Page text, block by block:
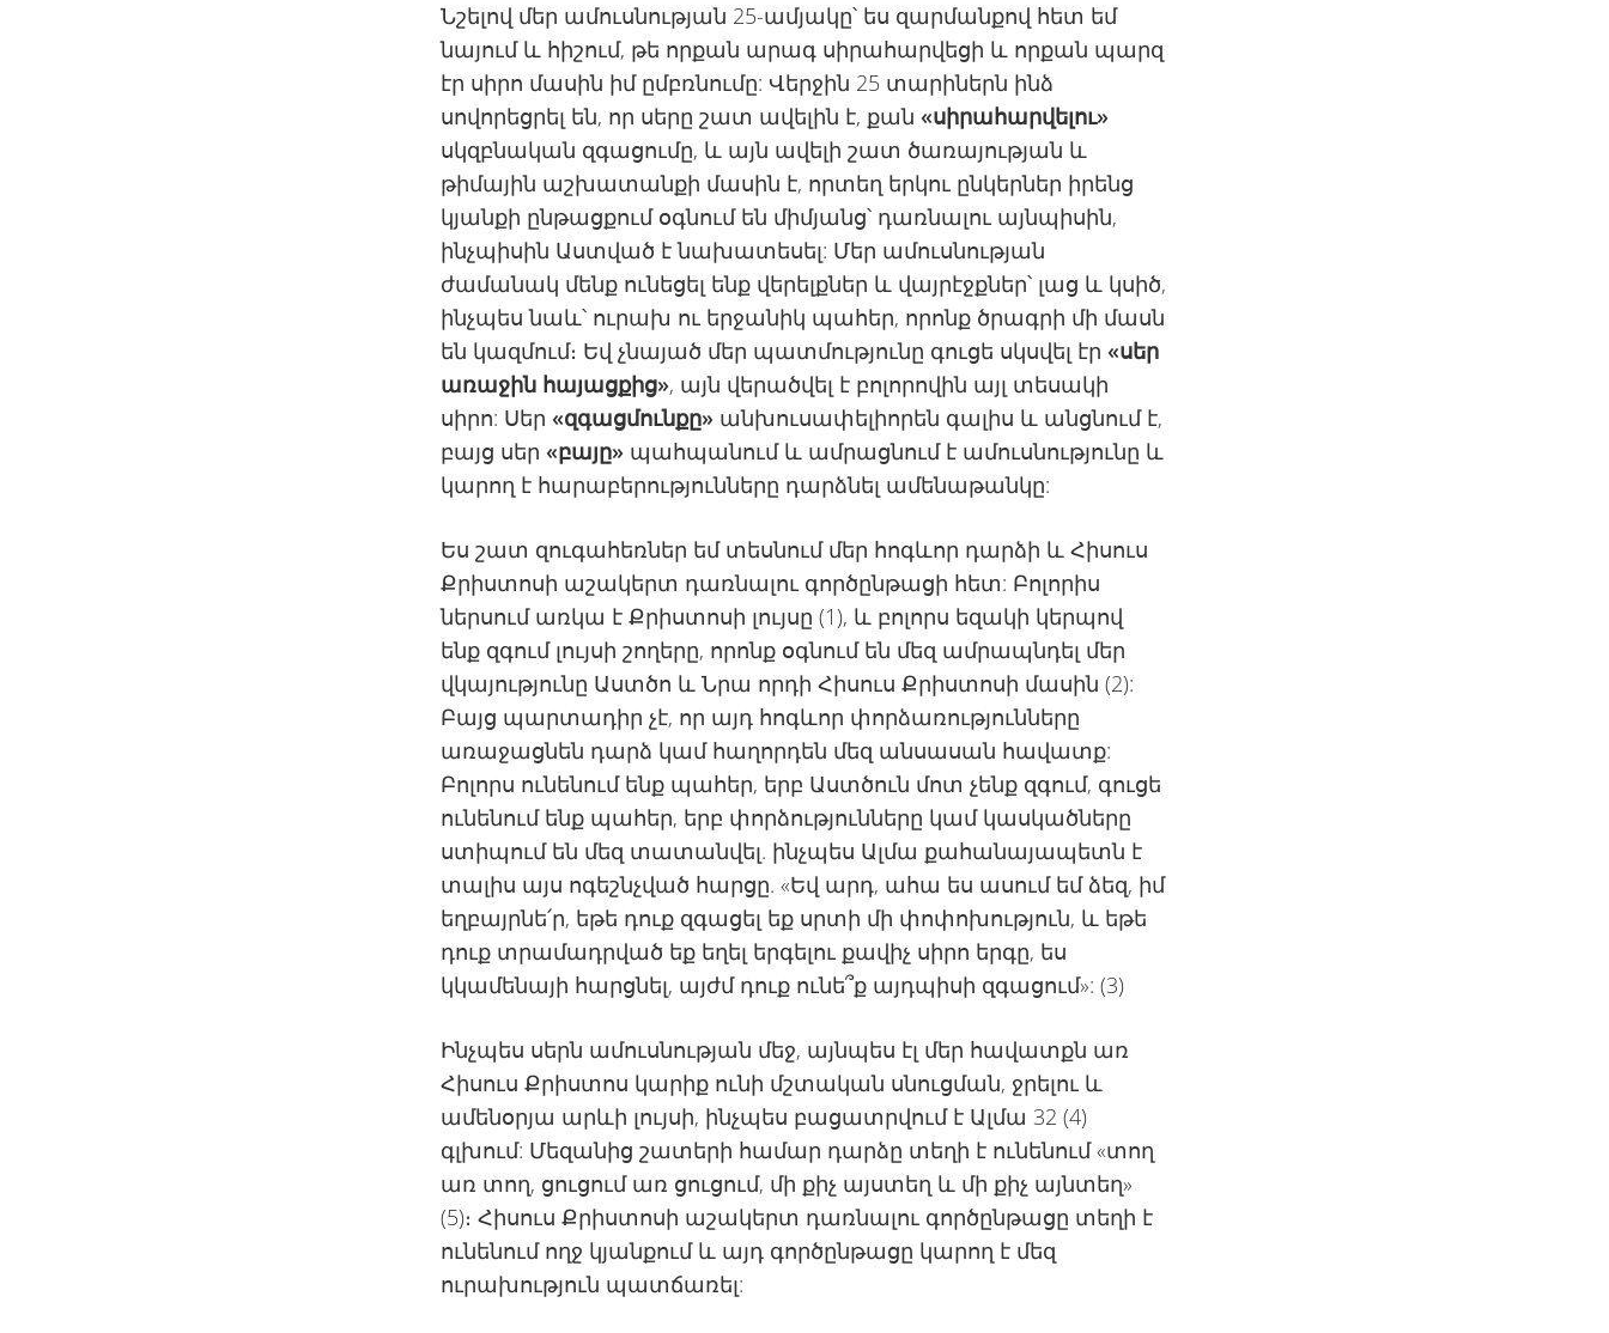
Նշելով մեր ամուսնության 25-ամյակը՝ ես զարմանքով հետ եմ
նայում և հիշում, թե որքան արագ սիրահարվեցի և որքան պարզ
էր սիրո մասին իմ ըմբռնումը: Վերջին 25 տարիներն ինձ
սովորեցրել են, որ սերը շատ ավելին է, քան «սիրահարվելու»
սկզբնական զգացումը, և այն ավելի շատ ծառայության և
թիմային աշխատանքի մասին է, որտեղ երկու ընկերներ իրենց
կյանքի ընթացքում օգնում են միմյանց՝ դառնալու այնպիսին,
ինչպիսին Աստված է նախատեսել: Մեր ամուսնության
ժամանակ մենք ունեցել ենք վերելքներ և վայրէջքներ՝ լաց և կսիծ,
ինչպես նաև՝ ուրախ ու երջանիկ պահեր, որոնք ծրագրի մի մասն
են կազմում։ Եվ չնայած մեր պատմությունը գուցե սկսվել էր «սեր
առաջին հայացքից», այն վերածվել է բոլորովին այլ տեսակի
սիրո: Սեր «զգացմունքը» անխուսափելիորեն գալիս և անցնում է,
բայց սեր «բայը» պահպանում և ամրացնում է ամուսնությունը և
կարող է հարաբերությունները դարձնել ամենաթանկը:
Ես շատ զուգահեռներ եմ տեսնում մեր հոգևոր դարձի և Հիսուս
Քրիստոսի աշակերտ դառնալու գործընթացի հետ: Բոլորիս
ներսում առկա է Քրիստոսի լույսը (1), և բոլորս եզակի կերպով
ենք զգում լույսի շողերը, որոնք օգնում են մեզ ամրապնդել մեր
վկայությունը Աստծո և Նրա որդի Հիսուս Քրիստոսի մասին (2):
Բայց պարտադիր չէ, որ այդ հոգևոր փորձառությունները
առաջացնեն դարձ կամ հաղորդեն մեզ անսասան հավատք:
Բոլորս ունենում ենք պահեր, երբ Աստծուն մոտ չենք զգում, գուցե
ունենում ենք պահեր, երբ փորձությունները կամ կասկածները
ստիպում են մեզ տատանվել. ինչպես Ալմա քահանայապետն է
տալիս այս ոգեշնչված հարցը. «Եվ արդ, ահա ես ասում եմ ձեզ, իմ
եղբայրնե՛ր, եթե դուք զգացել եք սրտի մի փոփոխություն, և եթե
դուք տրամադրված եք եղել երգելու քավիչ սիրո երգը, ես
կկամենայի հարցնել, այժմ դուք ունե՞ք այդպիսի զգացում»: (3)
Ինչպես սերն ամուսնության մեջ, այնպես էլ մեր հավատքն առ
Հիսուս Քրիստոս կարիք ունի մշտական ​​սնուցման, ջրելու և
ամենօրյա արևի լույսի, ինչպես բացատրվում է Ալմա 32 (4)
գլխում: Մեզանից շատերի համար դարձը տեղի է ունենում «տող
առ տող, ցուցում առ ցուցում, մի քիչ այստեղ և մի քիչ այնտեղ»
(5)։ Հիսուս Քրիստոսի աշակերտ դառնալու գործընթացը տեղի է
ունենում ողջ կյանքում և այդ գործընթացը կարող է մեզ
ուրախություն պատճառել: